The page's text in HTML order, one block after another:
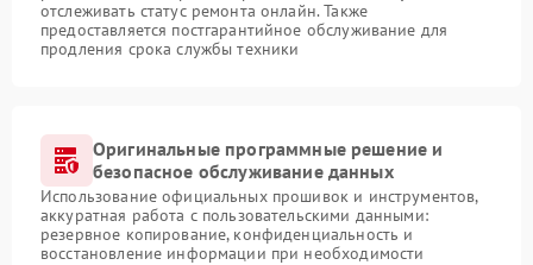
отслеживать статус ремонта онлайн. Также
предоставляется постгарантийное обслуживание для
продления срока службы техники
Оригинальные программные решение и
безопасное обслуживание данных
Использование официальных прошивок и инструментов,
аккуратная работа с пользовательскими данными:
резервное копирование, конфиденциальность и
восстановление информации при необходимости